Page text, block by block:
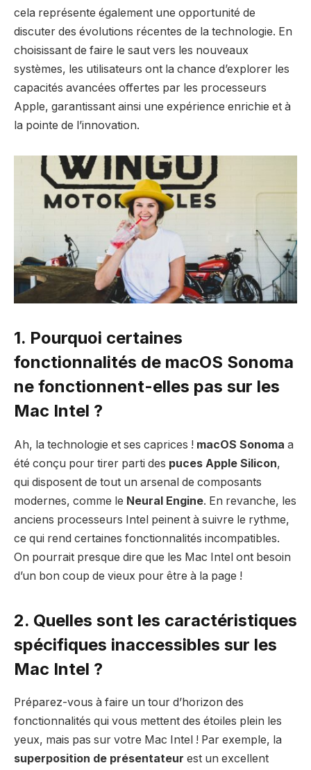
cela représente également une opportunité de
discuter des évolutions récentes de la technologie. En
choisissant de faire le saut vers les nouveaux
systèmes, les utilisateurs ont la chance d’explorer les
capacités avancées offertes par les processeurs
Apple, garantissant ainsi une expérience enrichie et à
la pointe de l’innovation.
1. Pourquoi certaines
fonctionnalités de macOS Sonoma
ne fonctionnent-elles pas sur les
Mac Intel ?
Ah, la technologie et ses caprices ! macOS Sonoma a
été conçu pour tirer parti des puces Apple Silicon,
qui disposent de tout un arsenal de composants
modernes, comme le Neural Engine. En revanche, les
anciens processeurs Intel peinent à suivre le rythme,
ce qui rend certaines fonctionnalités incompatibles.
On pourrait presque dire que les Mac Intel ont besoin
d’un bon coup de vieux pour être à la page !
2. Quelles sont les caractéristiques
spécifiques inaccessibles sur les
Mac Intel ?
Préparez-vous à faire un tour d’horizon des
fonctionnalités qui vous mettent des étoiles plein les
yeux, mais pas sur votre Mac Intel ! Par exemple, la
superposition de présentateur est un excellent